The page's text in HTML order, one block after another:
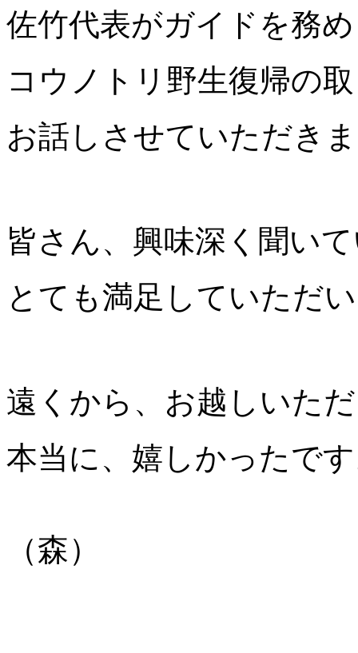
佐竹代表がガイドを務め
コウノトリ野生復帰の
お話しさせていただき
皆さん、興味深く聞い
とても満足していただ
遠くから、お越しいた
本当に、嬉しかったで
（森）